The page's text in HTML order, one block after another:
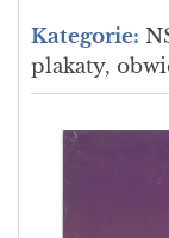
Kategorie:
plakaty,